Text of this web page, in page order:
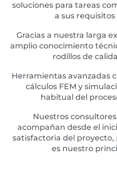
soluciones para tareas
a sus requisitos
Gracias a nuestra larga
amplio conocimiento
rodillos de
Herramientas avanzadas
cálculos FEM y
habitual del
Nuestros
acompañan desde el
satisfactoria del proyecto,
es nuestro